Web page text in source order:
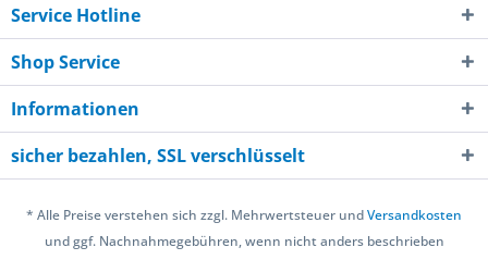
Service Hotline
Shop Service
Informationen
sicher bezahlen, SSL verschlüsselt
* Alle Preise verstehen sich zzgl. Mehrwertsteuer undVersandkosten
und ggf. Nachnahmegebühren, wenn nicht anders beschrieben